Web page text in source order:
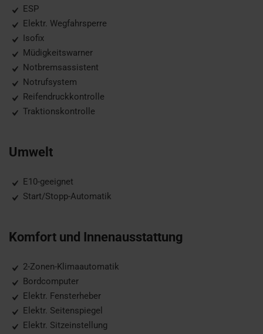
ESP
Elektr. Wegfahrsperre
Isofix
Müdigkeitswarner
Notbremsassistent
Notrufsystem
Reifendruckkontrolle
Traktionskontrolle
Umwelt
E10-geeignet
Start/Stopp-Automatik
Komfort und Innenausstattung
2-Zonen-Klimaautomatik
Bordcomputer
Elektr. Fensterheber
Elektr. Seitenspiegel
Elektr. Sitzeinstellung